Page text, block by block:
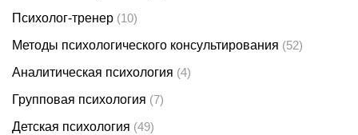
Психолог-тренер (10)
Методы психологического консультирования (52)
Аналитическая психология (4)
Групповая психология (7)
Детская психология (49)